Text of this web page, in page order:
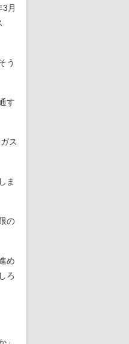
月
う
す
ス
ま
の
め
ろ